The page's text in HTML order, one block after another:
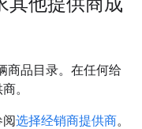
商品目录。在任何给
。
选择经销商提供商。